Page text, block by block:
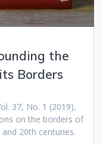
the
Borders
37, No. 1 (2019),
on the borders of
20th centuries.